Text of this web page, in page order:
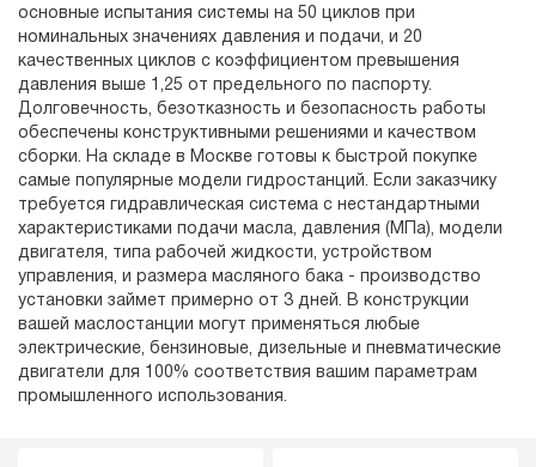
основные испытания системы на 50 циклов при
номинальных значениях давления и подачи, и 20
качественных циклов с коэффициентом превышения
давления выше 1,25 от предельного по паспорту.
Долговечность, безотказность и безопасность работы
обеспечены конструктивными решениями и качеством
сборки. На складе в Москве готовы к быстрой покупке
самые популярные модели гидростанций. Если заказчику
требуется гидравлическая система с нестандартными
характеристиками подачи масла, давления (МПа), модели
двигателя, типа рабочей жидкости, устройством
управления, и размера масляного бака - производство
установки займет примерно от 3 дней. В конструкции
вашей маслостанции могут применяться любые
электрические, бензиновые, дизельные и пневматические
двигатели для 100% соответствия вашим параметрам
промышленного использования.